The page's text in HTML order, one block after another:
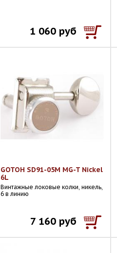
1 060 руб
GOTOH SD91-05M MG-T Nickel
6L
Винтажные локовые колки, никель,
6 в линию
7 160 руб